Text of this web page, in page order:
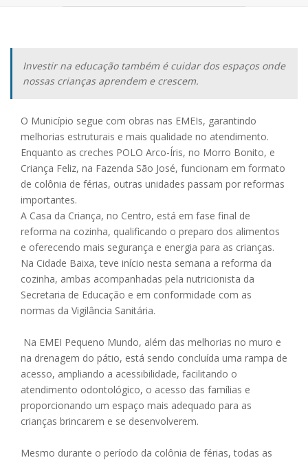
Investir na educação também é cuidar dos espaços onde
nossas crianças aprendem e crescem.
O Município segue com obras nas EMEIs, garantindo
melhorias estruturais e mais qualidade no atendimento.
Enquanto as creches POLO Arco-Íris, no Morro Bonito, e
Criança Feliz, na Fazenda São José, funcionam em formato
de colônia de férias, outras unidades passam por reformas
importantes.
A Casa da Criança, no Centro, está em fase final de
reforma na cozinha, qualificando o preparo dos alimentos
e oferecendo mais segurança e energia para as crianças.
Na Cidade Baixa, teve início nesta semana a reforma da
cozinha, ambas acompanhadas pela nutricionista da
Secretaria de Educação e em conformidade com as
normas da Vigilância Sanitária.
Na EMEI Pequeno Mundo, além das melhorias no muro e
na drenagem do pátio, está sendo concluída uma rampa de
acesso, ampliando a acessibilidade, facilitando o
atendimento odontológico, o acesso das famílias e
proporcionando um espaço mais adequado para as
crianças brincarem e se desenvolverem.
Mesmo durante o período da colônia de férias, todas as